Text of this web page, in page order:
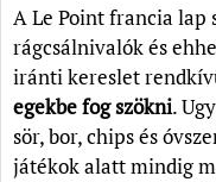
A Le Point francia lap
rágcsálnivalók és
iránti kereslet
egekbe fog szökni.
sör, bor, chips és
játékok alatt mindig